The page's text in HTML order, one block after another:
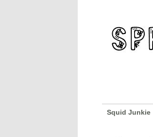
Squid Junkie